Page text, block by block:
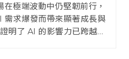
極端波動中仍堅韌前行，
需求爆發而帶來顯著成長與
明了 AI 的影響力已跨越單